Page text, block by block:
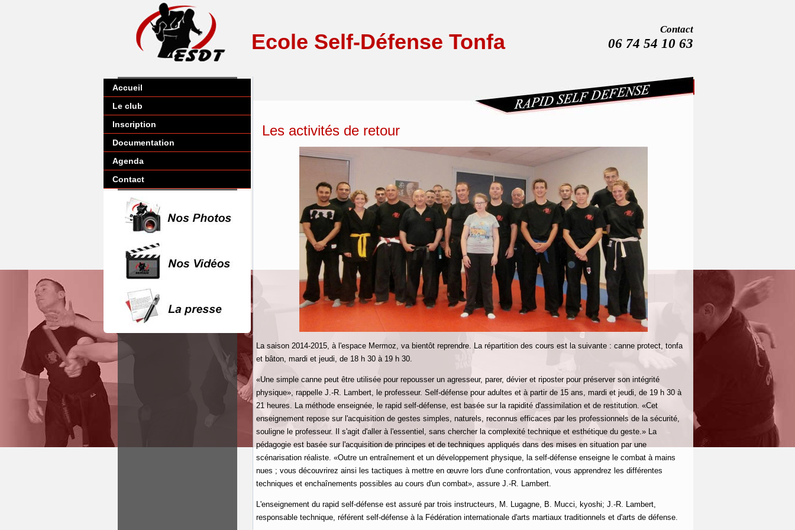
Ecole Self-Défense Tonfa
Contact
06 74 54 10 63
Accueil
Le club
Inscription
Documentation
Agenda
Contact
Les activités de retour
La saison 2014-2015, à l'espace Mermoz, va bientôt reprendre. La répartition des cours est la suivante : canne protect, tonfa
et bâton, mardi et jeudi, de 18 h 30 à 19 h 30.
«Une simple canne peut être utilisée pour repousser un agresseur, parer, dévier et riposter pour préserver son intégrité
physique», rappelle J.-R. Lambert, le professeur. Self-défense pour adultes et à partir de 15 ans, mardi et jeudi, de 19 h 30 à
21 heures. La méthode enseignée, le rapid self-défense, est basée sur la rapidité d'assimilation et de restitution. «Cet
enseignement repose sur l'acquisition de gestes simples, naturels, reconnus efficaces par les professionnels de la sécurité,
souligne le professeur. Il s'agit d'aller à l'essentiel, sans chercher la complexité technique et esthétique du geste.» La
pédagogie est basée sur l'acquisition de principes et de techniques appliqués dans des mises en situation par une
scénarisation réaliste. «Outre un entraînement et un développement physique, la self-défense enseigne le combat à mains
nues ; vous découvrirez ainsi les tactiques à mettre en œuvre lors d'une confrontation, vous apprendrez les différentes
techniques et enchaînements possibles au cours d'un combat», assure J.-R. Lambert.
L'enseignement du rapid self-défense est assuré par trois instructeurs, M. Lugagne, B. Mucci, kyoshi; J.-R. Lambert,
responsable technique, référent self-défense à la Fédération internationale d'arts martiaux traditionnels et d'arts de défense.